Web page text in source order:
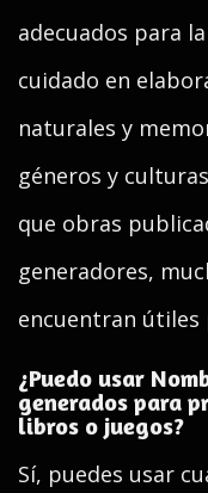
adecuados para
cuidado en
naturales y
géneros y
que obras
generadores,
encuentran útiles
¿Puedo usar
generados para
libros o juegos?
Sí, puedes usar